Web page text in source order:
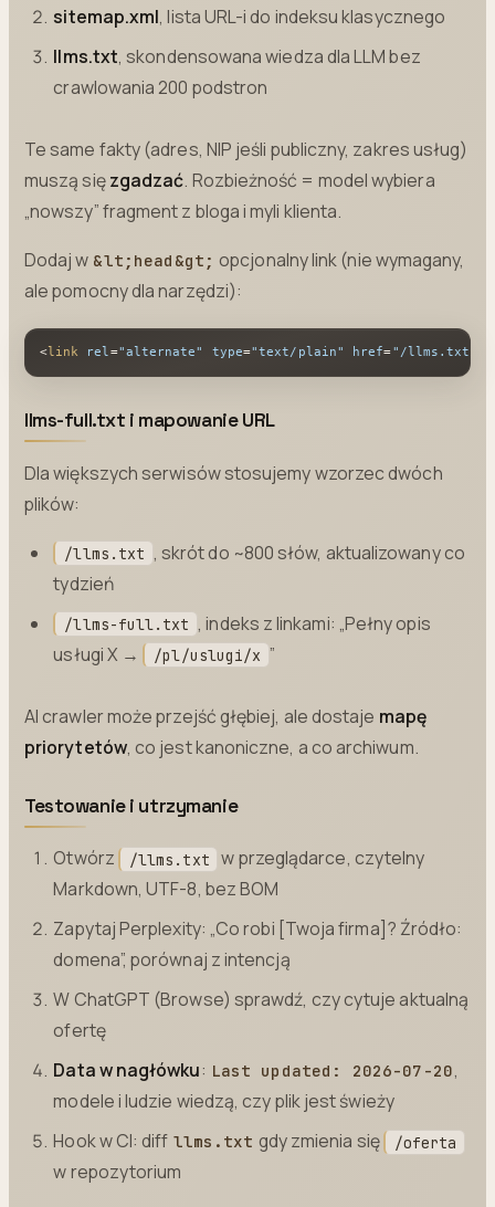
sitemap.xml, lista URL-i do indeksu klasycznego
llms.txt, skondensowana wiedza dla LLM bez
crawlowania 200 podstron
Te same fakty (adres, NIP jeśli publiczny, zakres usług)
muszą sięzgadzać. Rozbieżność = model wybiera
„nowszy” fragment z bloga i myli klienta.
Dodaj w &lt;head&gt; opcjonalny link (nie wymagany,
ale pomocny dla narzędzi):
<link rel="alternate" type="text/plain" href="/llms.txt"
llms-full.txt i mapowanie URL
Dla większych serwisów stosujemy wzorzec dwóch
plików:
/llms.txt , skrót do ~800 słów, aktualizowany co
tydzień
/llms-full.txt , indeks z linkami: „Pełny opis
usługi X → /pl/uslugi/x ”
AI crawler może przejść głębiej, ale dostaje mapę
priorytetów, co jest kanoniczne, a co archiwum.
Testowanie i utrzymanie
Otwórz /llms.txt
w przeglądarce, czytelny
Markdown, UTF-8, bez BOM
Zapytaj Perplexity: „Co robi [Twoja firma]? Źródło:
domena”, porównaj z intencją
W ChatGPT (Browse) sprawdź, czy cytuje aktualną
ofertę
Data w nagłówku: Last updated: 2026-07-20,
modele i ludzie wiedzą, czy plik jest świeży
Hook w CI: diff llms.txt gdy zmienia się /oferta
w repozytorium